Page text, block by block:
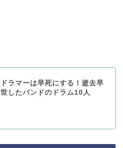
ドラマーは早死にする！逝去早
世したバンドのドラム10人